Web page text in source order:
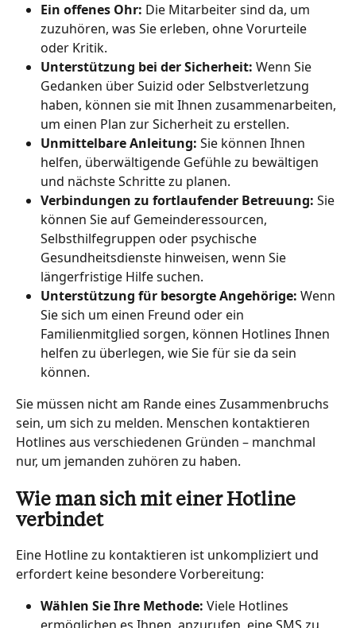
Ein offenes Ohr: Die Mitarbeiter sind da, um
zuzuhören, was Sie erleben, ohne Vorurteile
oder Kritik.
Unterstützung bei der Sicherheit: Wenn Sie
Gedanken über Suizid oder Selbstverletzung
haben, können sie mit Ihnen zusammenarbeiten,
um einen Plan zur Sicherheit zu erstellen.
Unmittelbare Anleitung: Sie können Ihnen
helfen, überwältigende Gefühle zu bewältigen
und nächste Schritte zu planen.
Verbindungen zu fortlaufender Betreuung: Sie
können Sie auf Gemeinderessourcen,
Selbsthilfegruppen oder psychische
Gesundheitsdienste hinweisen, wenn Sie
längerfristige Hilfe suchen.
Unterstützung für besorgte Angehörige: Wenn
Sie sich um einen Freund oder ein
Familienmitglied sorgen, können Hotlines Ihnen
helfen zu überlegen, wie Sie für sie da sein
können.
Sie müssen nicht am Rande eines Zusammenbruchs
sein, um sich zu melden. Menschen kontaktieren
Hotlines aus verschiedenen Gründen – manchmal
nur, um jemanden zuhören zu haben.
Wie man sich mit einer Hotline
verbindet
Eine Hotline zu kontaktieren ist unkompliziert und
erfordert keine besondere Vorbereitung:
Wählen Sie Ihre Methode: Viele Hotlines